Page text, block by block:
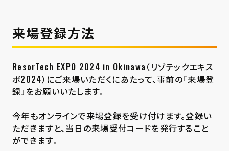
来場登録方法
ResorTech EXPO 2024 in Okinawa（リゾテックエキス
ポ2024）にご来場いただくにあたって、事前の「来場登
録」をお願いいたします。
今年もオンラインで来場登録を受け付けます。登録い
ただきますと、当日の来場受付コードを発行すること
ができます。